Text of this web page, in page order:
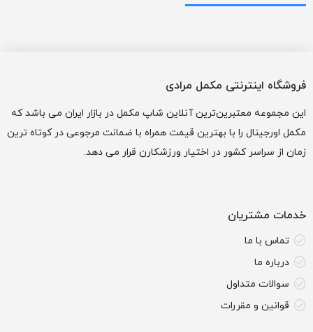
فروشگاه اینترنتی مکمل مرادی
این مجموعه معتبرین‌ترین آنلاین شاپ مکمل در بازار ایران می باشد که
مکمل اورجینال را با بهترین قیمت همراه با ضمانت مرجوعی در کوتاه ترین
زمان از سراسر کشور در اختیار ورزشکارن قرار می دهد.
خدمات مشتریان
تماس با ما
درباره ما
سوالات متداول
قوانین و مقررات